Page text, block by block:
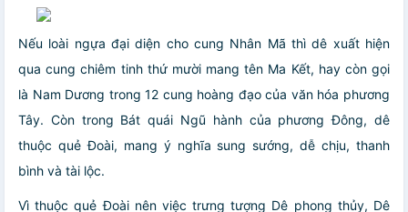
Nếu loài ngựa đại diện cho cung Nhân Mã thì dê xuất hiện
qua cung chiêm tinh thứ mười mang tên Ma Kết, hay còn gọi
là Nam Dương trong 12 cung hoàng đạo của văn hóa phương
Tây. Còn trong Bát quái Ngũ hành của phương Đông, dê
thuộc quẻ Đoài, mang ý nghĩa sung sướng, dễ chịu, thanh
bình và tài lộc.
Vì thuộc quẻ Đoài nên việc trưng tượng Dê phong thủy, Dê